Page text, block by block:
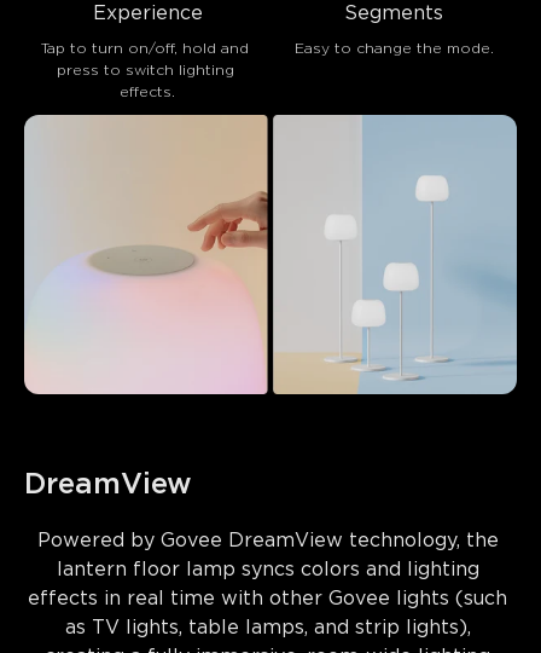
Experience
Tap to turn on/off, hold and
press to switch lighting
effects.
Segments
Easy to change the mode.
DreamView
Powered by Govee DreamView technology, the
lantern floor lamp syncs colors and lighting
effects in real time with other Govee lights (such
as TV lights, table lamps, and strip lights),